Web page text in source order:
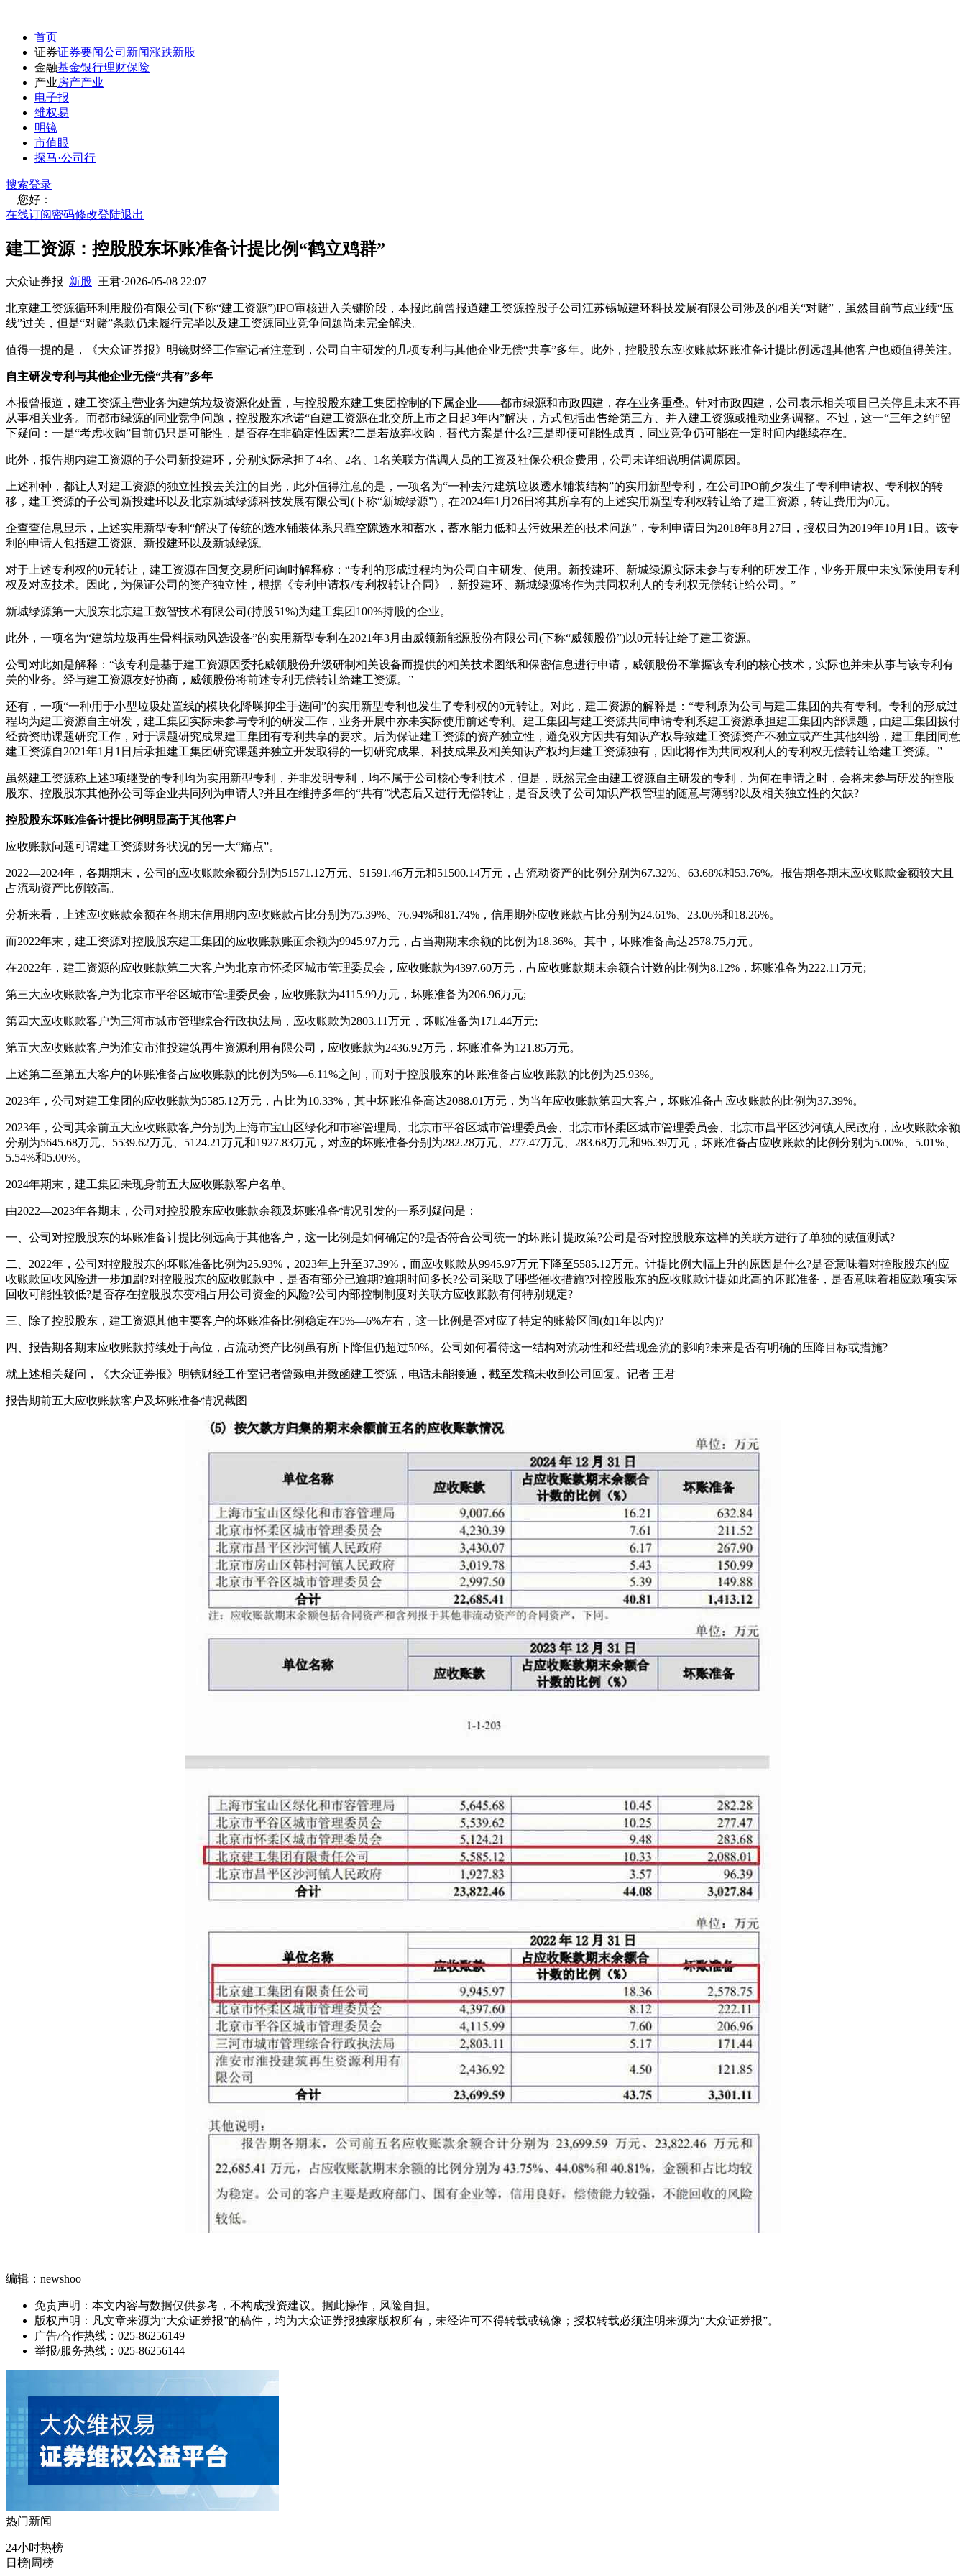
首页
证券证券要闻公司新闻涨跌新股
金融基金银行理财保险
产业房产产业
电子报
维权易
明镜
市值眼
探马·公司行
搜索登录
您好：
在线订阅密码修改登陆退出
建工资源：控股股东坏账准备计提比例“鹤立鸡群”
大众证券报 新股 王君·2026-05-08 22:07
北京建工资源循环利用股份有限公司(下称“建工资源”)IPO审核进入关键阶段，本报此前曾报道建工资源控股子公司江苏锡城建环科技发展有限公司涉及的相关“对赌”，虽然目前节点业绩“压
线”过关，但是“对赌”条款仍未履行完毕以及建工资源同业竞争问题尚未完全解决。
值得一提的是，《大众证券报》明镜财经工作室记者注意到，公司自主研发的几项专利与其他企业无偿“共享”多年。此外，控股股东应收账款坏账准备计提比例远超其他客户也颇值得关注。
自主研发专利与其他企业无偿“共有”多年
本报曾报道，建工资源主营业务为建筑垃圾资源化处置，与控股股东建工集团控制的下属企业——都市绿源和市政四建，存在业务重叠。针对市政四建，公司表示相关项目已关停且未来不再
从事相关业务。而都市绿源的同业竞争问题，控股股东承诺“自建工资源在北交所上市之日起3年内”解决，方式包括出售给第三方、并入建工资源或推动业务调整。不过，这一“三年之约”留
下疑问：一是“考虑收购”目前仍只是可能性，是否存在非确定性因素?二是若放弃收购，替代方案是什么?三是即便可能性成真，同业竞争仍可能在一定时间内继续存在。
此外，报告期内建工资源的子公司新投建环，分别实际承担了4名、2名、1名关联方借调人员的工资及社保公积金费用，公司未详细说明借调原因。
上述种种，都让人对建工资源的独立性投去关注的目光，此外值得注意的是，一项名为“一种去污建筑垃圾透水铺装结构”的实用新型专利，在公司IPO前夕发生了专利申请权、专利权的转
移，建工资源的子公司新投建环以及北京新城绿源科技发展有限公司(下称“新城绿源”)，在2024年1月26日将其所享有的上述实用新型专利权转让给了建工资源，转让费用为0元。
企查查信息显示，上述实用新型专利“解决了传统的透水铺装体系只靠空隙透水和蓄水，蓄水能力低和去污效果差的技术问题”，专利申请日为2018年8月27日，授权日为2019年10月1日。该专
利的申请人包括建工资源、新投建环以及新城绿源。
对于上述专利权的0元转让，建工资源在回复交易所问询时解释称：“专利的形成过程均为公司自主研发、使用。新投建环、新城绿源实际未参与专利的研发工作，业务开展中未实际使用专利
权及对应技术。因此，为保证公司的资产独立性，根据《专利申请权/专利权转让合同》，新投建环、新城绿源将作为共同权利人的专利权无偿转让给公司。”
新城绿源第一大股东北京建工数智技术有限公司(持股51%)为建工集团100%持股的企业。
此外，一项名为“建筑垃圾再生骨料振动风选设备”的实用新型专利在2021年3月由威领新能源股份有限公司(下称“威领股份”)以0元转让给了建工资源。
公司对此如是解释：“该专利是基于建工资源因委托威领股份升级研制相关设备而提供的相关技术图纸和保密信息进行申请，威领股份不掌握该专利的核心技术，实际也并未从事与该专利有
关的业务。经与建工资源友好协商，威领股份将前述专利无偿转让给建工资源。”
还有，一项“一种用于小型垃圾处置线的模块化降噪抑尘手选间”的实用新型专利也发生了专利权的0元转让。对此，建工资源的解释是：“专利原为公司与建工集团的共有专利。专利的形成过
程均为建工资源自主研发，建工集团实际未参与专利的研发工作，业务开展中亦未实际使用前述专利。建工集团与建工资源共同申请专利系建工资源承担建工集团内部课题，由建工集团拨付
经费资助课题研究工作，对于课题研究成果建工集团有专利共享的要求。后为保证建工资源的资产独立性，避免双方因共有知识产权导致建工资源资产不独立或产生其他纠纷，建工集团同意
建工资源自2021年1月1日后承担建工集团研究课题并独立开发取得的一切研究成果、科技成果及相关知识产权均归建工资源独有，因此将作为共同权利人的专利权无偿转让给建工资源。”
虽然建工资源称上述3项继受的专利均为实用新型专利，并非发明专利，均不属于公司核心专利技术，但是，既然完全由建工资源自主研发的专利，为何在申请之时，会将未参与研发的控股
股东、控股股东其他孙公司等企业共同列为申请人?并且在维持多年的“共有”状态后又进行无偿转让，是否反映了公司知识产权管理的随意与薄弱?以及相关独立性的欠缺?
控股股东坏账准备计提比例 明显高于其他客户
应收账款问题可谓建工资源财务状况的另一大“痛点”。
2022—2024年，各期期末，公司的应收账款余额分别为51571.12万元、51591.46万元和51500.14万元，占流动资产的比例分别为67.32%、63.68%和53.76%。报告期各期末应收账款金额较大且
占流动资产比例较高。
分析来看，上述应收账款余额在各期末信用期内应收账款占比分别为75.39%、76.94%和81.74%，信用期外应收账款占比分别为24.61%、23.06%和18.26%。
而2022年末，建工资源对控股股东建工集团的应收账款账面余额为9945.97万元，占当期期末余额的比例为18.36%。其中，坏账准备高达2578.75万元。
在2022年，建工资源的应收账款第二大客户为北京市怀柔区城市管理委员会，应收账款为4397.60万元，占应收账款期末余额合计数的比例为8.12%，坏账准备为222.11万元;
第三大应收账款客户为北京市平谷区城市管理委员会，应收账款为4115.99万元，坏账准备为206.96万元;
第四大应收账款客户为三河市城市管理综合行政执法局，应收账款为2803.11万元，坏账准备为171.44万元;
第五大应收账款客户为淮安市淮投建筑再生资源利用有限公司，应收账款为2436.92万元，坏账准备为121.85万元。
上述第二至第五大客户的坏账准备占应收账款的比例为5%—6.11%之间，而对于控股股东的坏账准备占应收账款的比例为25.93%。
2023年，公司对建工集团的应收账款为5585.12万元，占比为10.33%，其中坏账准备高达2088.01万元，为当年应收账款第四大客户，坏账准备占应收账款的比例为37.39%。
2023年，公司其余前五大应收账款客户分别为上海市宝山区绿化和市容管理局、北京市平谷区城市管理委员会、北京市怀柔区城市管理委员会、北京市昌平区沙河镇人民政府，应收账款余额
分别为5645.68万元、5539.62万元、5124.21万元和1927.83万元，对应的坏账准备分别为282.28万元、277.47万元、283.68万元和96.39万元，坏账准备占应收账款的比例分别为5.00%、5.01%、
5.54%和5.00%。
2024年期末，建工集团未现身前五大应收账款客户名单。
由2022—2023年各期末，公司对控股股东应收账款余额及坏账准备情况引发的一系列疑问是：
一、公司对控股股东的坏账准备计提比例远高于其他客户，这一比例是如何确定的?是否符合公司统一的坏账计提政策?公司是否对控股股东这样的关联方进行了单独的减值测试?
二、2022年，公司对控股股东的坏账准备比例为25.93%，2023年上升至37.39%，而应收账款从9945.97万元下降至5585.12万元。计提比例大幅上升的原因是什么?是否意味着对控股股东的应
收账款回收风险进一步加剧?对控股股东的应收账款中，是否有部分已逾期?逾期时间多长?公司采取了哪些催收措施?对控股股东的应收账款计提如此高的坏账准备，是否意味着相应款项实际
回收可能性较低?是否存在控股股东变相占用公司资金的风险?公司内部控制制度对关联方应收账款有何特别规定?
三、除了控股股东，建工资源其他主要客户的坏账准备比例稳定在5%—6%左右，这一比例是否对应了特定的账龄区间(如1年以内)?
四、报告期各期末应收账款持续处于高位，占流动资产比例虽有所下降但仍超过50%。公司如何看待这一结构对流动性和经营现金流的影响?未来是否有明确的压降目标或措施?
就上述相关疑问，《大众证券报》明镜财经工作室记者曾致电并致函建工资源，电话未能接通，截至发稿未收到公司回复。记者 王君
报告期前五大应收账款客户及坏账准备情况截图
编辑：newshoo
免责声明：本文内容与数据仅供参考，不构成投资建议。据此操作，风险自担。
版权声明：凡文章来源为“大众证券报”的稿件，均为大众证券报独家版权所有，未经许可不得转载或镜像；授权转载必须注明来源为“大众证券报”。
广告/合作热线：025-86256149
举报/服务热线：025-86256144
热门新闻
24小时热榜
日榜|周榜